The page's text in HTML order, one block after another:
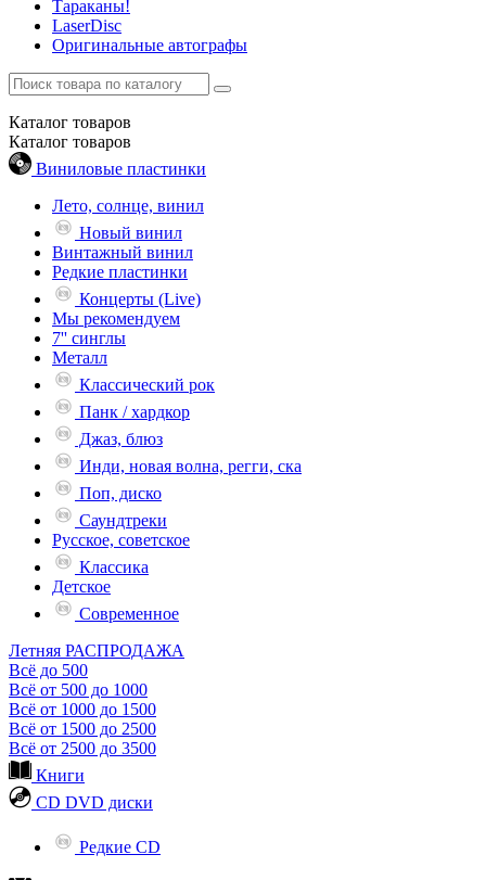
Тараканы!
LaserDisc
Оригинальные автографы
Каталог товаров
Каталог товаров
Виниловые пластинки
Лето, солнце, винил
Новый винил
Винтажный винил
Редкие пластинки
Концерты (Live)
Мы рекомендуем
7'' синглы
Металл
Классический рок
Панк / хардкор
Джаз, блюз
Инди, новая волна, регги, ска
Поп, диско
Саундтреки
Русское, советское
Классика
Детское
Современное
Летняя РАСПРОДАЖА
Всё до 500
Всё от 500 до 1000
Всё от 1000 до 1500
Всё от 1500 до 2500
Всё от 2500 до 3500
Книги
CD DVD диски
Редкие CD